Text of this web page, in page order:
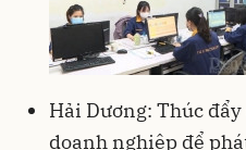
Hải Dương: Thúc
doanh nghiệp để